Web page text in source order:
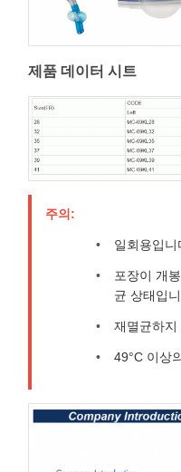
제품 데이터 시트
주의:
일회용입니
포장이 개
균 상태입
재멸균하지
49°C 이상